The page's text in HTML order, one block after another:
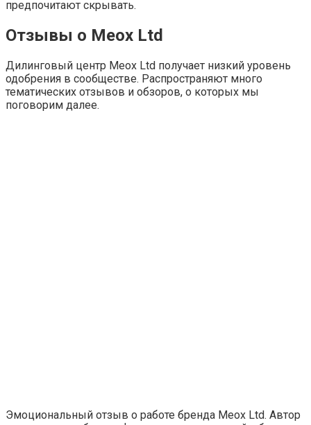
предпочитают скрывать.
Отзывы о Meox Ltd
Дилинговый центр Meox Ltd получает низкий уровень
одобрения в сообществе. Распространяют много
тематических отзывов и обзоров, о которых мы
поговорим далее.
Эмоциональный отзыв о работе бренда Meox Ltd. Автор